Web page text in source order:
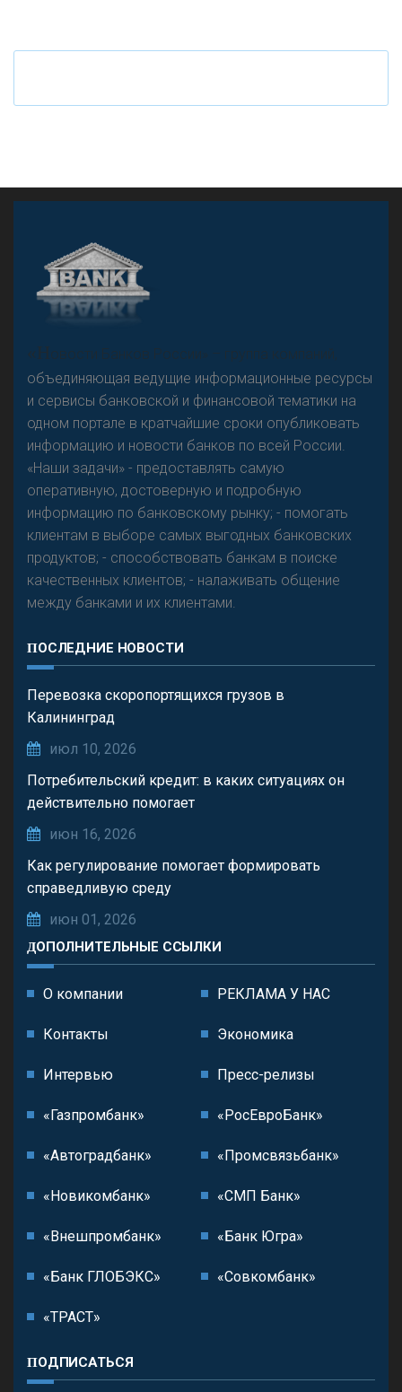
Что будет с наличными деньгами при цифровом
«Н
овости Банков России» – группа компаний,
объединяющая ведущие информационные ресурсы
и сервисы банковской и финансовой тематики на
одном портале в кратчайшие сроки опубликовать
информацию и новости банков по всей России.
«Наши задачи» - предоставлять самую
оперативную, достоверную и подробную
информацию по банковскому рынку; - помогать
клиентам в выборе самых выгодных банковских
продуктов; - способствовать банкам в поиске
качественных клиентов; - налаживать общение
между банками и их клиентами.
ПОСЛЕДНИЕ НОВОСТИ
Перевозка скоропортящихся грузов в
Калининград
июл 10, 2026
Потребительский кредит: в каких ситуациях он
действительно помогает
июн 16, 2026
Как регулирование помогает формировать
справедливую среду
июн 01, 2026
ДОПОЛНИТЕЛЬНЫЕ ССЫЛКИ
О компании РЕКЛАМА У НАС
Контакты Экономика
Интервью Пресс-релизы
«Газпромбанк» «РосЕвроБанк»
«Автоградбанк» «Промсвязьбанк»
«Новикомбанк» «СМП Банк»
«Внешпромбанк» «Банк Югра»
«Банк ГЛОБЭКС» «Совкомбанк»
«ТРАСТ»
ПОДПИСАТЬСЯ